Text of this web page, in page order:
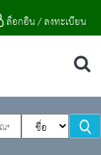
ล็อกอิน / ลงทะเบียน